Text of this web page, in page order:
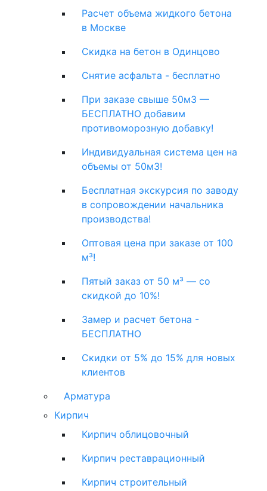
Расчет объема жидкого бетона
в Москве
Скидка на бетон в Одинцово
Снятие асфальта - бесплатно
При заказе свыше 50м3 —
БЕСПЛАТНО добавим
противоморозную добавку!
Индивидуальная система цен на
объемы от 50м3!
Бесплатная экскурсия по заводу
в сопровождении начальника
производства!
Оптовая цена при заказе от 100
м³!
Пятый заказ от 50 м³ — со
скидкой до 10%!
Замер и расчет бетона -
БЕСПЛАТНО
Скидки от 5% до 15% для новых
клиентов
Арматура
Кирпич
Кирпич облицовочный
Кирпич реставрационный
Кирпич строительный